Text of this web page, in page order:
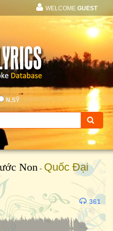
WELCOME GUEST
N.SỸ
Non - Quốc Đại
361